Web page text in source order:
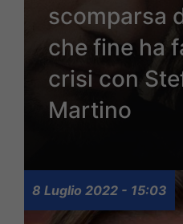
scomparsa
che fine ha
crisi con
Martino
8 Luglio 2022 - 15:03